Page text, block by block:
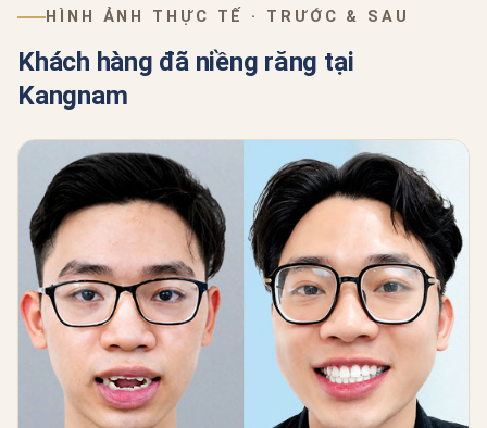
HÌNH ẢNH THỰC TẾ · TRƯỚC & SAU
Khách hàng đã niềng răng tại
Kangnam